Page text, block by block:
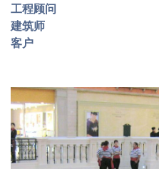
工程顾问
建筑师
客户